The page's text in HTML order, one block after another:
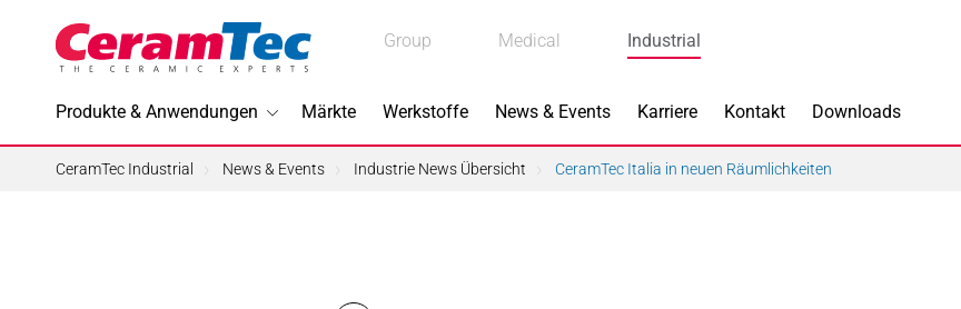
Group Medical Industrial
Produkte & Anwendungen Märkte Werkstoffe News & Events Karriere Kontakt Downloads
Medical
Medical
Industrial
CeramTec Industrial News & Events Industrie News Übersicht CeramTec Italia in neuen Räumlichkeiten